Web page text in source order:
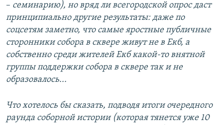
–​ семинарию), но вряд ли всегородской опрос даст
принципиально другие результаты: даже по
соцсетям заметно, что самые яростные публичные
сторонники собора в сквере живут не в Екб, а
собственно среди жителей Екб какой-то внятной
группы поддержки собора в сквере так и не
образовалось...
Что хотелось бы сказать, подводя итоги очередного
раунда соборной истории (которая тянется уже 10